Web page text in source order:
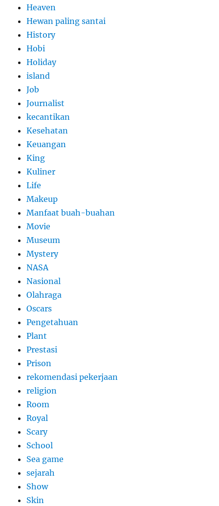
Heaven
Hewan paling santai
History
Hobi
Holiday
island
Job
Journalist
kecantikan
Kesehatan
Keuangan
King
Kuliner
Life
Makeup
Manfaat buah-buahan
Movie
Museum
Mystery
NASA
Nasional
Olahraga
Oscars
Pengetahuan
Plant
Prestasi
Prison
rekomendasi pekerjaan
religion
Room
Royal
Scary
School
Sea game
sejarah
Show
Skin